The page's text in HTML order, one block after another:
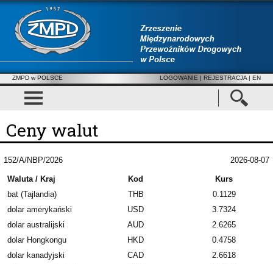
ZMPD w POLSCE LOGOWANIE | REJESTRACJA | EN
Ceny walut
152/A/NBP/2026 2026-08-07
Waluta / Kraj Kod
Kurs
bat (Tajlandia)
THB
0.1129
dolar amerykański
USD
3.7324
dolar australijski
AUD
2.6265
dolar Hongkongu
HKD
0.4758
dolar kanadyjski
CAD
2.6618